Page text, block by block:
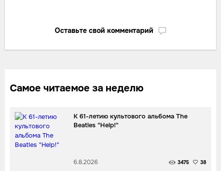
Оставьте свой комментарий
Самое читаемое за неделю
К 61-летию культового альбома The
Beatles "Help!"
6.8.2026 3475 38